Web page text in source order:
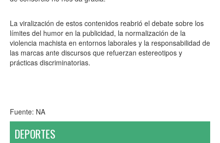
La viralización de estos contenidos reabrió el debate sobre los
límites del humor en la publicidad, la normalización de la
violencia machista en entornos laborales y la responsabilidad de
las marcas ante discursos que refuerzan estereotipos y
prácticas discriminatorias.
Fuente: NA
DEPORTES